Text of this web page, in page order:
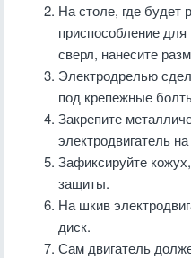
На столе, где будет
приспособление
сверл, нанесите
Электродрелью
под крепежные
Закрепите
электродвигатель
Зафиксируйте
защиты.
На шкив
диск.
Сам двигатель